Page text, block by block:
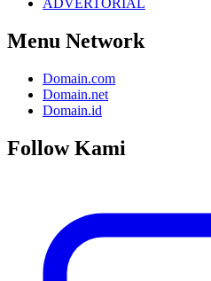
Menu Network
Domain.com
Domain.net
Domain.id
Follow Kami